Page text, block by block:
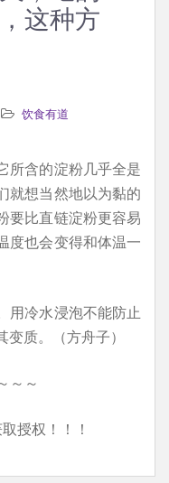
这种方
饮食有道
所含的淀粉几乎全是
就想当然地以为黏的
要比直链淀粉更容易
度也会变得和体温一
用冷水浸泡不能防止
质。（方舟子）
～～
授权！！！